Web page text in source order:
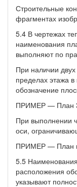
Строительные
фрагментах
5.4 В чертежах
наименования
выполняют по
При наличии
пределах этажа
обозначение
ПРИМЕР — План
При выполнении
оси,
ПРИМЕР — План
5.5
расположения
указывают